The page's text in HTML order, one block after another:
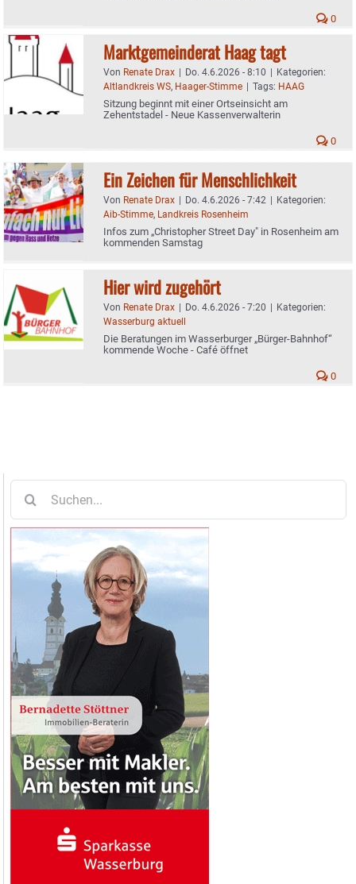
0
Marktgemeinderat Haag tagt
Von Renate Drax | Do. 4.6.2026 - 8:10 | Kategorien:
Altlandkreis WS, Haager-Stimme | Tags: HAAG
Sitzung beginnt mit einer Ortseinsicht am
Zehentstadel - Neue Kassenverwalterin
0
Ein Zeichen für Menschlichkeit
Von Renate Drax | Do. 4.6.2026 - 7:42 | Kategorien:
Aib-Stimme, Landkreis Rosenheim
Infos zum „Christopher Street Day" in Rosenheim am
kommenden Samstag
Hier wird zugehört
Von Renate Drax | Do. 4.6.2026 - 7:20 | Kategorien:
Wasserburg aktuell
Die Beratungen im Wasserburger „Bürger-Bahnhof“
kommende Woche - Café öffnet
0
nach: